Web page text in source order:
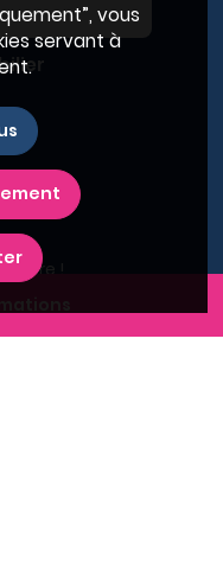
!
vous
servant à